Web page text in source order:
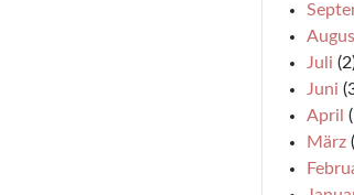
Juli
Juni
April
März